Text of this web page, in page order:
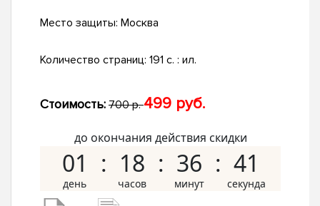
Место защиты: Москва
Количество страниц: 191 с. : ил.
Стоимость: 700 р.499 руб.
до окончания действия скидки
01 18 36 40